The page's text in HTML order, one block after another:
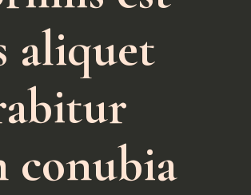
aliquet
conubia